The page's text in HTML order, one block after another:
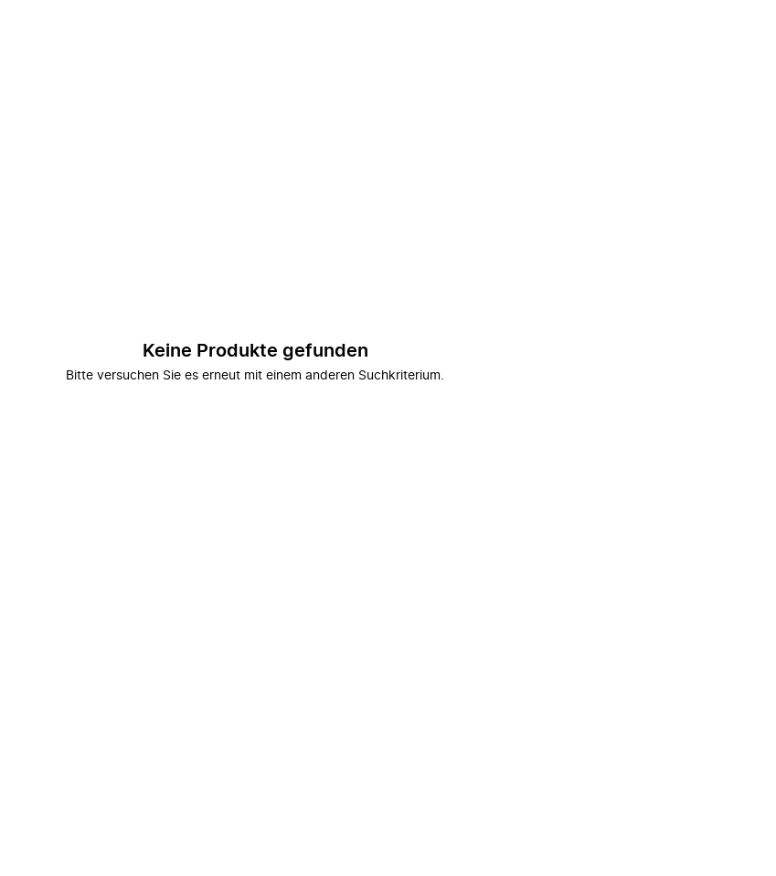
Keine Produkte gefunden
Bitte versuchen Sie es erneut mit einem anderen Suchkriterium.